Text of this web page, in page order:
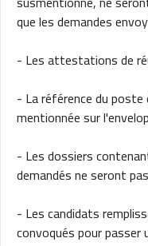
que les demandes
- Les attestations de
- La référence du
mentionnée sur
- Les dossiers
demandés ne seront
- Les candidats
convoqués pour passer